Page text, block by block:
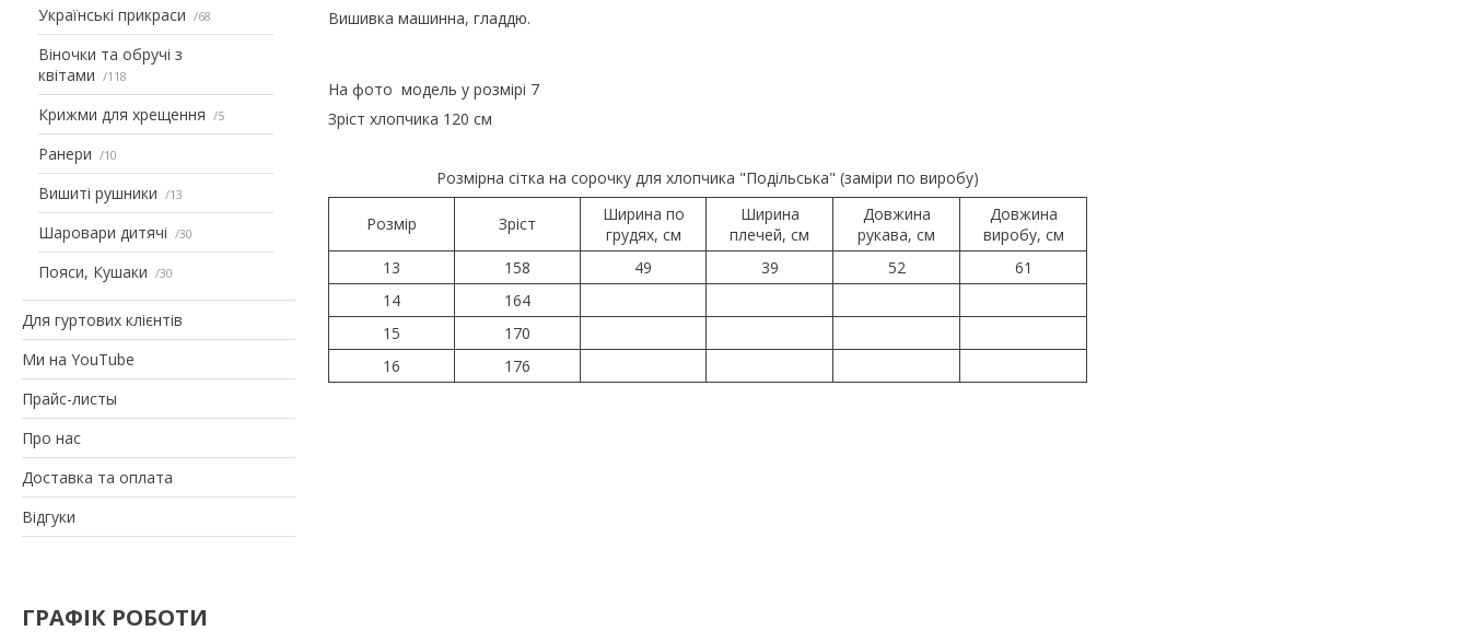
Українські прикраси 68
Віночки та обручі з
квітами
118
Крижми для хрещення 5
Ранери 10
Вишиті рушники 13
Шаровари дитячі 30
Пояси, Кушаки 30
Для гуртових клієнтів
Ми на YouTube
Прайс-листы
Про нас
Доставка та оплата
Відгуки
ГРАФІК РОБОТИ
Вишивка машинна, гладдю.
На фото модель у розмірі 7
Зріст хлопчика 120 см
Розмірна сітка на сорочку для хлопчика "Подільська" (заміри по виробу)
Розмір Зріст
Ширина по
грудях, см
Ширина
плечей, см
Довжина
рукава, см
Довжина
виробу, см
13
158 49 39 52
61
14
164
15
170
16
176